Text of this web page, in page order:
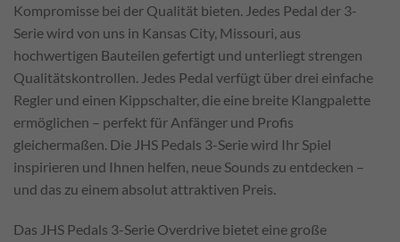
Kompromisse bei der Qualität bieten. Jedes Pedal der 3-
Serie wird von uns in Kansas City, Missouri, aus
hochwertigen Bauteilen gefertigt und unterliegt strengen
Qualitätskontrollen. Jedes Pedal verfügt über drei einfache
Regler und einen Kippschalter, die eine breite Klangpalette
ermöglichen – perfekt für Anfänger und Profis
gleichermaßen. Die JHS Pedals 3-Serie wird Ihr Spiel
inspirieren und Ihnen helfen, neue Sounds zu entdecken –
und das zu einem absolut attraktiven Preis.
Das JHS Pedals 3-Serie Overdrive bietet eine große